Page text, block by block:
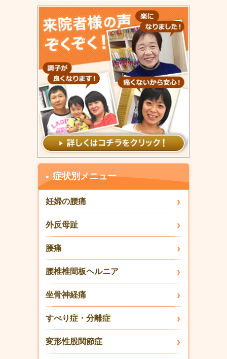
症状別メニュー
妊婦の腰痛
外反母趾
腰痛
腰椎椎間板ヘルニア
坐骨神経痛
すべり症・分離症
変形性股関節症